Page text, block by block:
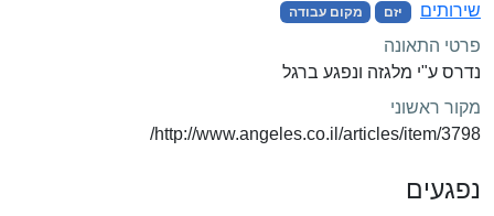
שירותים
יזם מקום עבודה
פרטי התאונה
נדרס ע"י מלגזה ונפגע ברגל
מקור ראשוני
http://www.angeles.co.il/articles/item/3798/
נפגעים